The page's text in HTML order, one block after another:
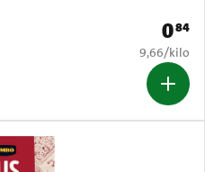
Prijs:
084
€ 9,66 per
9,66/kilo